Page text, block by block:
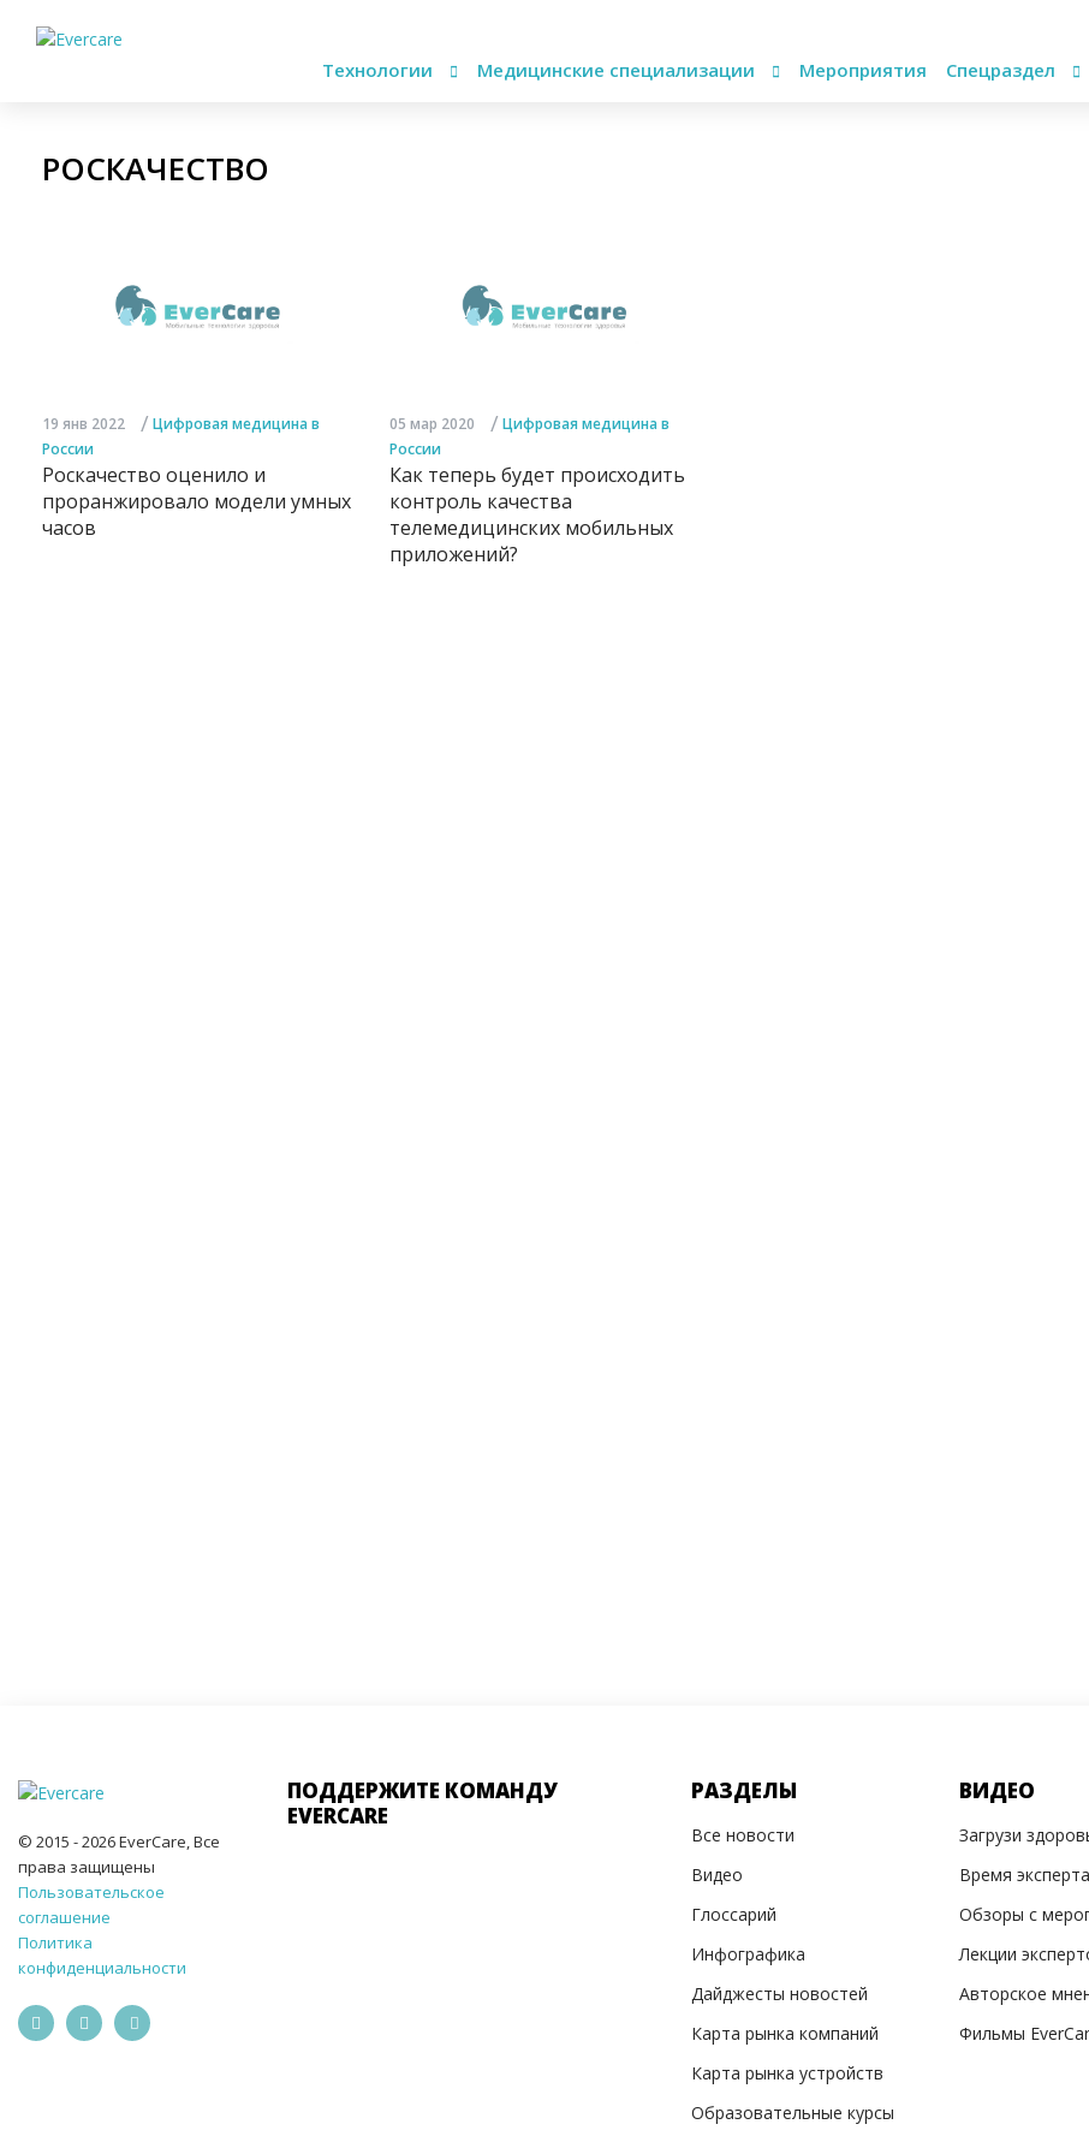
Технологии Медицинские специализации Мероприятия Спецраздел
РОСКАЧЕСТВО
19 янв 2022 / Цифровая медицина в
России
Роскачество оценило и
проранжировало модели умных
часов
05 мар 2020 / Цифровая медицина в
России
Как теперь будет происходить
контроль качества
телемедицинских мобильных
приложений?
© 2015 - 2026 EverCare, Все
права защищены
Пользовательское
соглашение
Политика
конфиденциальности
ПОДДЕРЖИТЕ КОМАНДУ
EVERCARE
РАЗДЕЛЫ
Все новости
Видео
Глоссарий
Инфографика
Дайджесты новостей
Карта рынка компаний
Карта рынка устройств
Образовательные курсы
ВИДЕО
Загрузи
Время эксперта
Обзоры с
Лекции
Авторское
Фильмы